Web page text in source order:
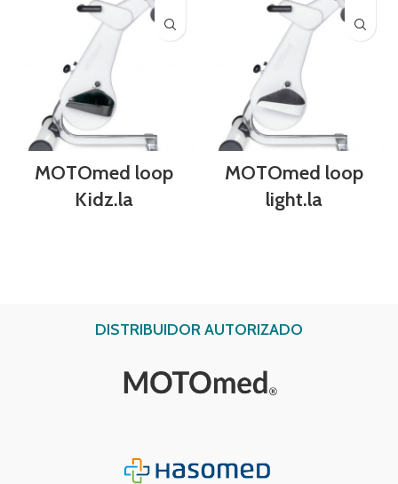
MOTOmed loop
Kidz.la
MOTOmed loop
light.la
DISTRIBUIDOR AUTORIZADO